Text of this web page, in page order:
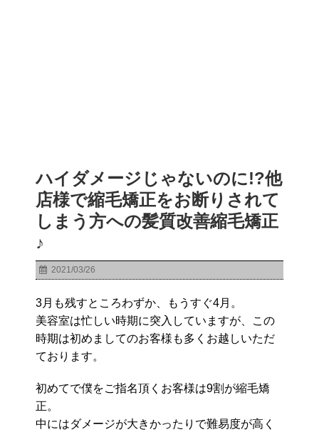
ハイダメージじゃないのに!?他
店様で縮毛矯正をお断りされて
しまう方への髪質改善縮毛矯正
♪
2021/03/26
3月も残すところわずか、もうすぐ4月。
美容室は忙しい時期に突入していますが、この
時期は初めましてのお客様も多くお越しいただ
ております。
初めてで僕をご指名頂くお客様は9割が縮毛矯
正。
中にはダメージが大きかったりで難易度が高く